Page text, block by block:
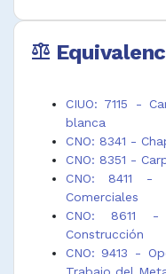
madera
Carpintero de
balance
CIUO: 7115 -
blanca
CNO: 8341 -
CNO: 8351 -
CNO: 8411 -
Comerciales
CNO: 8611
Construcción
CNO: 9413 -